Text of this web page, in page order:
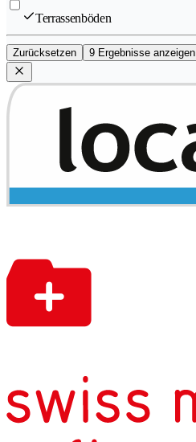
Terrassenböden
Zurücksetzen 9 Ergebnisse anzeigen